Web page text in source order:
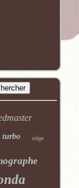
turbo siège